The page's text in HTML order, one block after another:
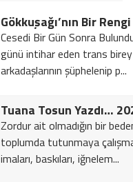
Cesedi Bir Gün Sonra
günü intihar eden trans
arkadaşlarının şüphelenip p...
Zordur ait olmadığın bir
toplumda tutunmaya
imaları, baskıları, iğnelem...